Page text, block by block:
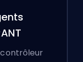
contrôleur